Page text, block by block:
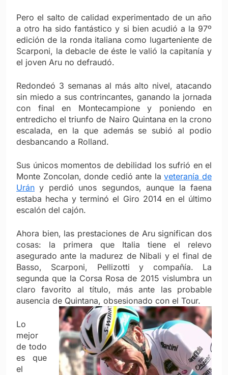
Pero el salto de calidad experimentado de un año
a otro ha sido fantástico y si bien acudió a la 97º
edición de la ronda italiana como lugarteniente de
Scarponi, la debacle de éste le valió la capitanía y
el joven Aru no defraudó.
Redondeó 3 semanas al más alto nivel, atacando
sin miedo a sus contrincantes, ganando la jornada
con final en Montecampione y poniendo en
entredicho el triunfo de Nairo Quintana en la crono
escalada, en la que además se subió al podio
desbancando a Rolland.
Sus únicos momentos de debilidad los sufrió en el
Monte Zoncolan, donde cedió ante laveteranía de
Urán y perdió unos segundos, aunque la faena
estaba hecha y terminó el Giro 2014 en el último
escalón del cajón.
Ahora bien, las prestaciones de Aru significan dos
cosas: la primera que Italia tiene el relevo
asegurado ante la madurez de Nibali y el final de
Basso, Scarponi, Pellizotti y compañía. La
segunda que la Corsa Rosa de 2015 vislumbra un
claro favorito al título, más ante las probable
ausencia de Quintana, obsesionado con el Tour.
Lo
mejor
de todo
es que
el